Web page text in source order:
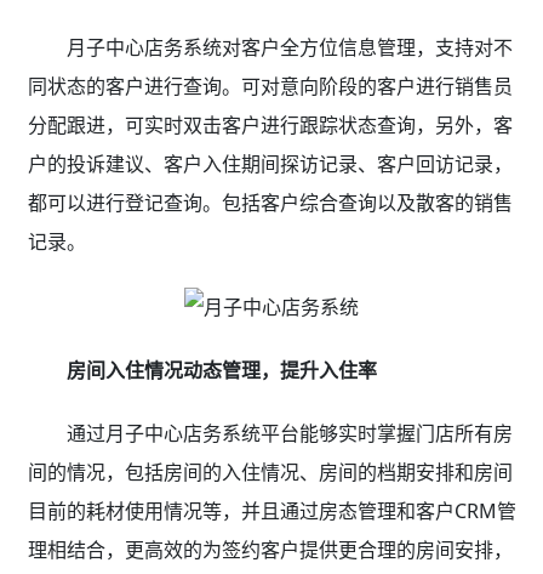
月子中心店务系统对客户全方位信息管理，支持对不
同状态的客户进行查询。可对意向阶段的客户进行销售员
分配跟进，可实时双击客户进行跟踪状态查询，另外，客
户的投诉建议、客户入住期间探访记录、客户回访记录，
都可以进行登记查询。包括客户综合查询以及散客的销售
记录。
房间入住情况动态管理，提升入住率
通过月子中心店务系统平台能够实时掌握门店所有房
间的情况，包括房间的入住情况、房间的档期安排和房间
目前的耗材使用情况等，并且通过房态管理和客户CRM管
理相结合，更高效的为签约客户提供更合理的房间安排，